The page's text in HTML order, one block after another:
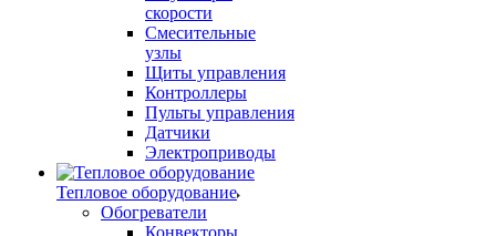
скорости
Смесительные
узлы
Щиты управления
Контроллеры
Пульты управления
Датчики
Электроприводы
Тепловое оборудование
Обогреватели
Конвекторы